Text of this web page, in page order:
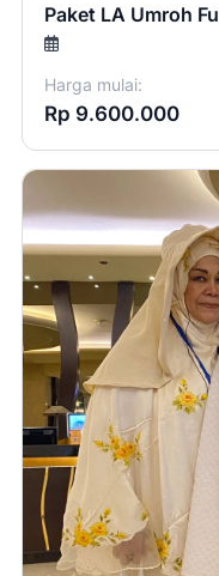
Paket LA Umroh
Harga mulai:
Rp 9.600.000